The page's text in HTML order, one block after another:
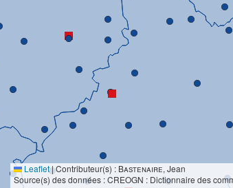
Leaflet|Contributeur(s) : Bastenaire, Jean
Source(s) des données : CREOGN : Dictionnaire des